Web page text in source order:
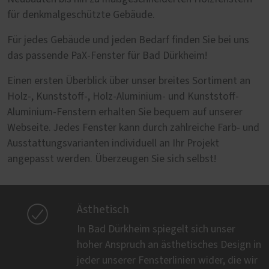
für denkmalgeschützte Gebäude.
Für jedes Gebäude und jeden Bedarf finden Sie bei uns
das passende PaX-Fenster für Bad Dürkheim!
Einen ersten Überblick über unser breites Sortiment an
Holz-, Kunststoff-, Holz-Aluminium- und Kunststoff-
Aluminium-Fenstern erhalten Sie bequem auf unserer
Webseite. Jedes Fenster kann durch zahlreiche Farb- und
Ausstattungsvarianten individuell an Ihr Projekt
angepasst werden. Überzeugen Sie sich selbst!
 Ästhetisch
In Bad Dürkheim spiegelt sich unser
hoher Anspruch an ästhetisches Design in
jeder unserer Fensterlinien wider, die wir